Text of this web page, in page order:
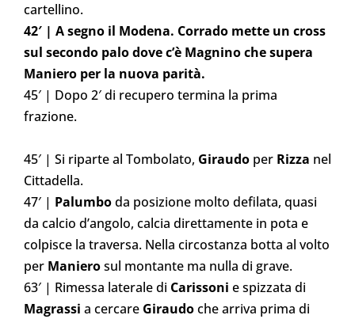
cartellino.
42′ | A segno il Modena. Corrado mette un cross
sul secondo palo dove c’è Magnino che supera
Maniero per la nuova parità.
45′ | Dopo 2′ di recupero termina la prima
frazione.
45′ | Si riparte al Tombolato, Giraudo per Rizza nel
Cittadella.
47′ | Palumboda posizione molto defilata, quasi
da calcio d’angolo, calcia direttamente in pota e
colpisce la traversa. Nella circostanza botta al volto
per Manierosul montante ma nulla di grave.
63′ | Rimessa laterale di Carissoni e spizzata di
Magrassi a cercare Giraudoche arriva prima di